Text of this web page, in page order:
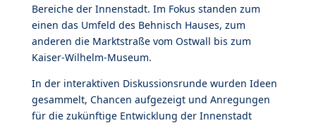
Bereiche der Innenstadt. Im Fokus standen zum
einen das Umfeld des Behnisch Hauses, zum
anderen die Marktstraße vom Ostwall bis zum
Kaiser-Wilhelm-Museum.
In der interaktiven Diskussionsrunde wurden Ideen
gesammelt, Chancen aufgezeigt und Anregungen
für die zukünftige Entwicklung der Innenstadt